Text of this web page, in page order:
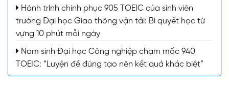
Hành trình chinh phục 905 TOEIC của sinh viên
trường Đại học Giao thông vận tải: Bí quyết học từ
vựng 10 phút mỗi ngày
Nam sinh Đại học Công nghiệp chạm mốc 940
TOEIC: “Luyện đề đúng tạo nên kết quả khác biệt”